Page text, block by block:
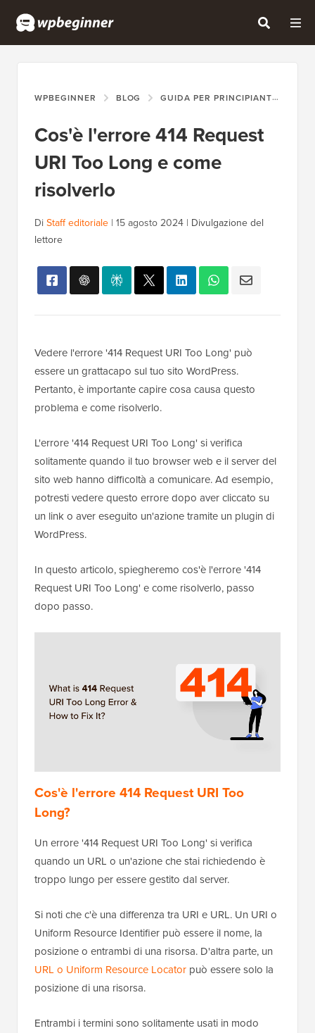
WPBEGINNER BLOG GUIDA PER PRINCIPIANTI
Cos'è l'errore 414 Request
URI Too Long e come
risolverlo
DiStaff editoriale | 15 agosto 2024 | Divulgazione del
lettore
Vedere l'errore '414 Request URI Too Long' può
essere un grattacapo sul tuo sito WordPress.
Pertanto, è importante capire cosa causa questo
problema e come risolverlo.
L'errore '414 Request URI Too Long' si verifica
solitamente quando il tuo browser web e il server del
sito web hanno difficoltà a comunicare. Ad esempio,
potresti vedere questo errore dopo aver cliccato su
un link o aver eseguito un'azione tramite un plugin di
WordPress.
In questo articolo, spiegheremo cos'è l'errore '414
Request URI Too Long' e come risolverlo, passo
dopo passo.
Cos'è l'errore 414 Request URI Too
Long?
Un errore '414 Request URI Too Long' si verifica
quando un URL o un'azione che stai richiedendo è
troppo lungo per essere gestito dal server.
Si noti che c'è una differenza tra URI e URL. Un URI o
Uniform Resource Identifier può essere il nome, la
posizione o entrambi di una risorsa. D'altra parte, un
URL o Uniform Resource Locator può essere solo la
posizione di una risorsa.
Entrambi i termini sono solitamente usati in modo